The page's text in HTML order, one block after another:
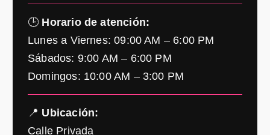
🕒 Horario de atención:
Lunes a Viernes: 09:00 AM – 6:00 PM
Sábados: 9:00 AM – 6:00 PM
Domingos: 10:00 AM – 3:00 PM
📍 Ubicación:
Calle Privada